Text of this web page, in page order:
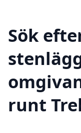
Sök
runt